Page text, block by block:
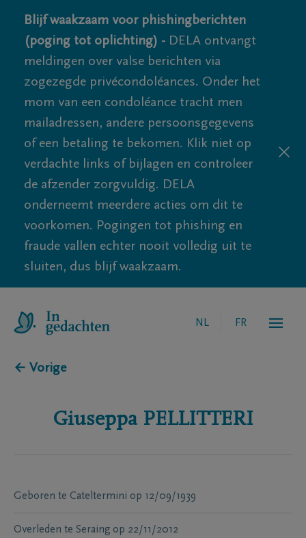
Blijf waakzaam voor phishingberichten
(poging tot oplichting) - DELA ontvangt
meldingen over valse berichten via
zogezegde privécondoléances. Onder het
mom van een condoléance tracht men
mailadressen, andere persoonsgegevens
of een betaling te bekomen. Klik niet op
verdachte links of bijlagen en controleer
de afzender zorgvuldig. DELA
onderneemt meerdere acties om dit te
voorkomen. Pogingen tot phishing en
fraude vallen echter nooit volledig uit te
sluiten, dus blijf waakzaam.
NL FR
← Vorige
Giuseppa PELLITTERI
Geboren te Cateltermini op 12/09/1939
Overleden te Seraing op 22/11/2012